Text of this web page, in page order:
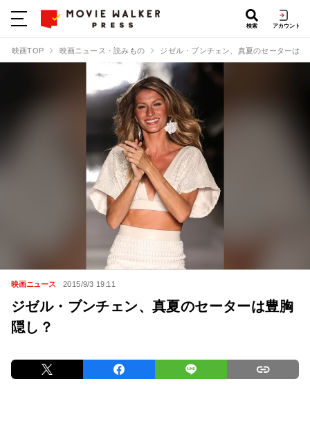
検索 アカウント
映画TOP 映画ニュース・読みもの ジゼル・ブンチェン、真夏のセーターは豊
映画ニュース 2015/9/3 19:11
ジゼル・ブンチェン、真夏のセーターは豊胸
隠し？